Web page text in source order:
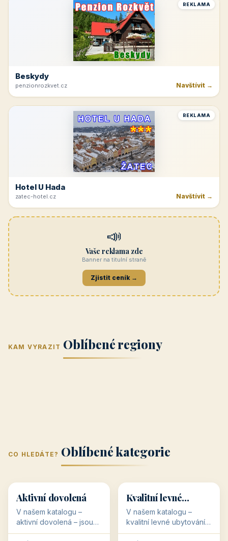
REKLAMA
Beskydy
penzionrozkvet.cz Navštívit →
REKLAMA
Hotel U Hada
zatec-hotel.cz Navštívit →
📣
Vaše reklama zde
Banner na titulní straně
Zjistit ceník →
KAM VYRAZIT Oblíbené regiony
(Jihomoravský
kraj)
kraj)
Zlínský kraj Žilinský
Karlovarský
Střední Čechy
(Středočeský
CO HLEDÁTE? Oblíbené kategorie
🥾 36 objektů
Aktivní dovolená
V našem katalogu –
aktivní dovolená – jsou
pro Vás připraveny
💰
💰
34 objektů
Kvalitní levné
ubytování
V našem katalogu –
kvalitní levné ubytování –
jsou pro Vás připraveny